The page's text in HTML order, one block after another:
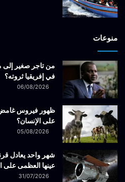
منوعات
من تاجر صغير إلى
في إفريقيا ثروته؟
06/08/2026
ظهور فيروس غامض
على الإنسان؟
05/08/2026
شهر واحد يعادل
عينها العظمى على
31/07/2026